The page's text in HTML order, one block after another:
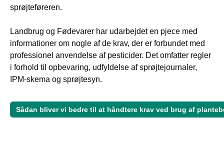
sprøjteføreren.
Landbrug og Fødevarer har udarbejdet en pjece med
informationer om nogle af de krav, der er forbundet med
professionel anvendelse af pesticider. Det omfatter regler
i forhold til opbevaring, udfyldelse af sprøjtejournaler,
IPM-skema og sprøjtesyn.
Sådan bliver vi bedre til at håndtere krav ved brug af